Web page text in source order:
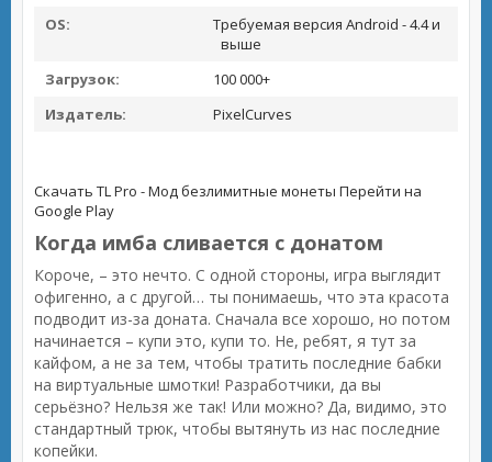
OS:
Требуемая версия Android - 4.4 и
выше
Загрузок:
100 000+
Издатель:
PixelCurves
Скачать TL Pro - Мод безлимитные монеты Перейти на
Google Play
Когда имба сливается с донатом
Короче, – это нечто. С одной стороны, игра выглядит
офигенно, а с другой… ты понимаешь, что эта красота
подводит из-за доната. Сначала все хорошо, но потом
начинается – купи это, купи то. Не, ребят, я тут за
кайфом, а не за тем, чтобы тратить последние бабки
на виртуальные шмотки! Разработчики, да вы
серьёзно? Нельзя же так! Или можно? Да, видимо, это
стандартный трюк, чтобы вытянуть из нас последние
копейки.